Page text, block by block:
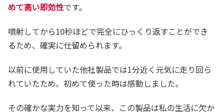
めて高い即効性です。
噴射してから10秒ほどで完全にひっくり返すことができ
るため、確実に仕留められます。
以前に使用していた他社製品では1分近く元気に走り回ら
れていたため、初めて使った時は感動しました。
その確かな実力を知って以来、この製品は私の生活に欠か